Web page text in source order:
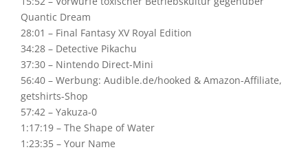
Quantic Dream
28:01 – Final Fantasy XV Royal Edition
34:28 – Detective Pikachu
37:30 – Nintendo Direct-Mini
56:40 – Werbung: Audible.de/hooked & Amazon-Affiliate,
getshirts-Shop
57:42 – Yakuza-0
1:17:19 – The Shape of Water
1:23:35 – Your Name